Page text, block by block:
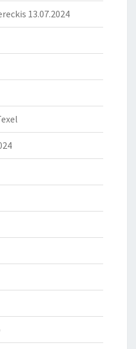
13.07.2024